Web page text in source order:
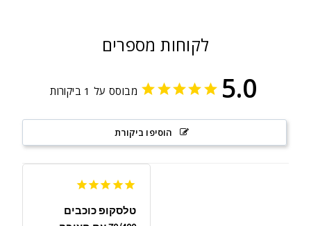
לקוחות מספרים
5.0 מבוסס על 1 ביקורות
הוסיפו ביקורת
טלסקופ כוכבים